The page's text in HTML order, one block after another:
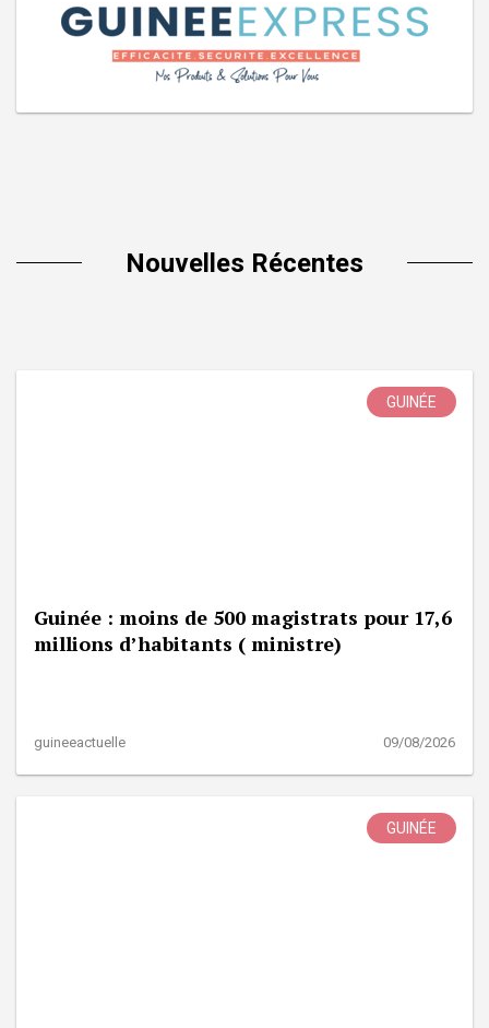
Nouvelles Récentes
GUINÉE
Guinée : moins de 500 magistrats pour 17,6
millions d’habitants ( ministre)
guineeactuelle 09/08/2026
GUINÉE